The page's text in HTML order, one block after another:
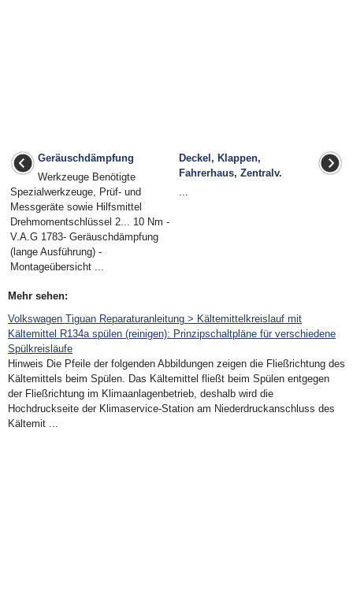
Geräuschdämpfung
Werkzeuge Benötigte
Spezialwerkzeuge, Prüf- und
Messgeräte sowie Hilfsmittel
Drehmomentschlüssel 2... 10 Nm -
V.A.G 1783- Geräuschdämpfung
(lange Ausführung) -
Montageübersicht ...
Deckel, Klappen,
Fahrerhaus, Zentralv.
Mehr sehen:
Volkswagen Tiguan Reparaturanleitung > Kältemittelkreislauf mit
Kältemittel R134a spülen (reinigen): Prinzipschaltpläne für verschiedene
Spülkreisläufe
Hinweis Die Pfeile der folgenden Abbildungen zeigen die Fließrichtung des
Kältemittels beim Spülen. Das Kältemittel fließt beim Spülen entgegen
der Fließrichtung im Klimaanlagenbetrieb, deshalb wird die
Hochdruckseite der Klimaservice-Station am Niederdruckanschluss des
Kältemit ...